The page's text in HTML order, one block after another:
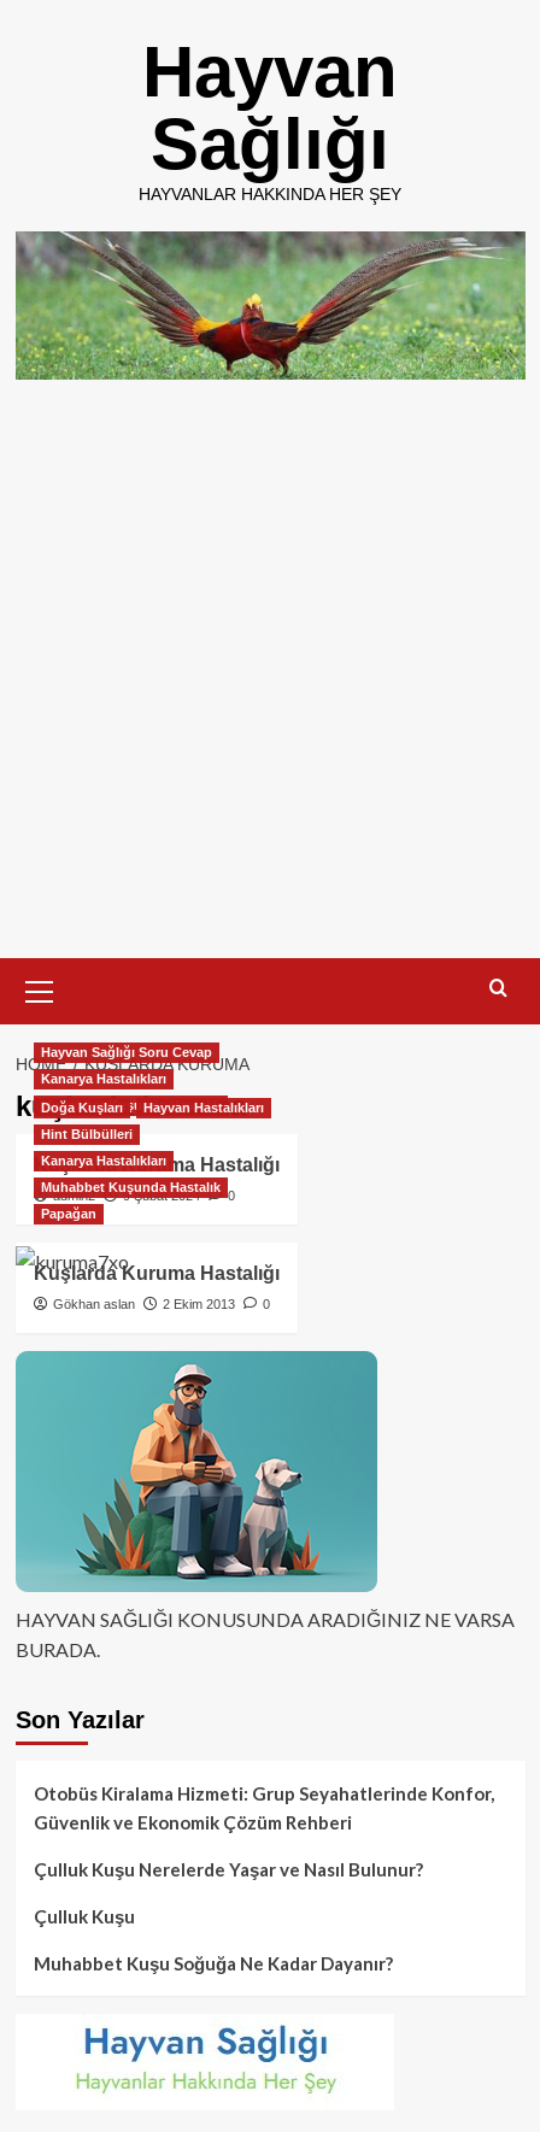
Hayvan
Sağlığı
HAYVANLAR HAKKINDA HER ŞEY
Menu
HOME KUŞLARDA KURUMA
kuşlarda kuruma
Hayvan Sağlığı Soru Cevap
Kanarya Hastalıkları
Muhabbet Kuşunda Hastalık
Kuşlarda Kuruma Hastalığı
admin2 9 Şubat 2024 0
Doğa Kuşları
Hayvan Hastalıkları
Hint Bülbülleri
Kanarya Hastalıkları
Muhabbet Kuşunda Hastalık
Papağan
Kuşlarda Kuruma Hastalığı
Gökhan aslan 2 Ekim 2013 0
HAYVAN SAĞLIĞI KONUSUNDA ARADIĞINIZ NE VARSA
BURADA.
Son Yazılar
Otobüs Kiralama Hizmeti: Grup Seyahatlerinde Konfor,
Güvenlik ve Ekonomik Çözüm Rehberi
Çulluk Kuşu Nerelerde Yaşar ve Nasıl Bulunur?
Çulluk Kuşu
Muhabbet Kuşu Soğuğa Ne Kadar Dayanır?